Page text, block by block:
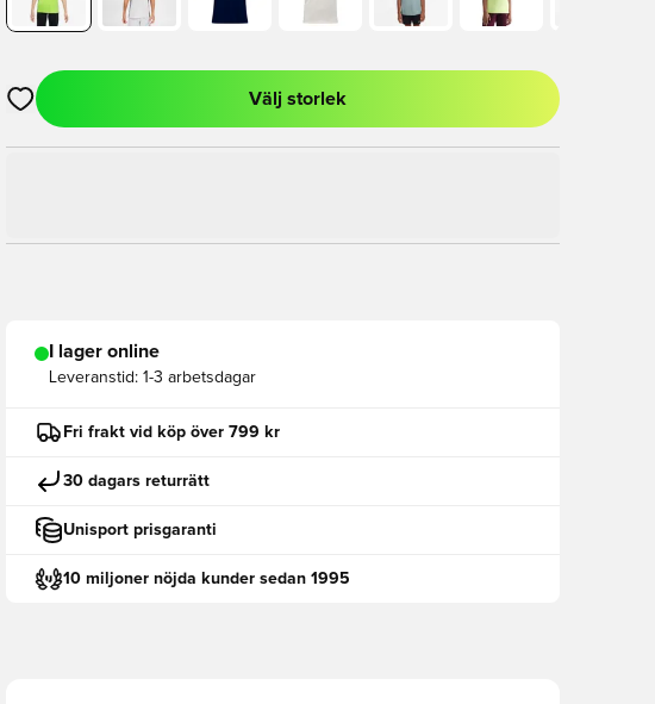
Öppnar en Modal för att logga in eller registrera dig som medlem
Välj storlek
I lager online
Leveranstid: 1-3 arbetsdagar
Fri frakt vid köp över 799 kr
30 dagars returrätt
Unisport prisgaranti
10 miljoner nöjda kunder sedan 1995